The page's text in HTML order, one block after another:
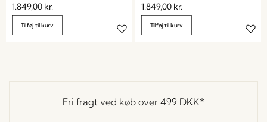
1.849,00 kr.
Tilføj til kurv
1.849,00 kr.
Tilføj til kurv
Fri fragt ved køb over 499 DKK*